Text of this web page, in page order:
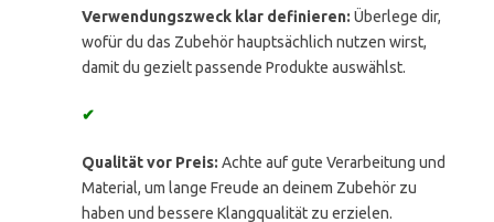
Verwendungszweck klar definieren: Überlege dir,
wofür du das Zubehör hauptsächlich nutzen wirst,
damit du gezielt passende Produkte auswählst.
✔
Qualität vor Preis: Achte auf gute Verarbeitung und
Material, um lange Freude an deinem Zubehör zu
haben und bessere Klangqualität zu erzielen.